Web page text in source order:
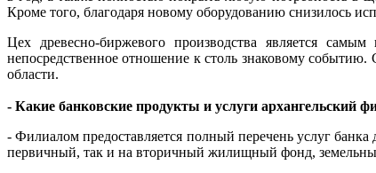
Кроме того, благодаря новому оборудованию снизилось
Цех древесно-биржевого производства является
непосредственное отношение к столь знаковому
области.
- Какие банковские продукты и услуги архангельский
- Филиалом предоставляется полный перечень услуг
первичный, так и на вторичный жилищный фонд,